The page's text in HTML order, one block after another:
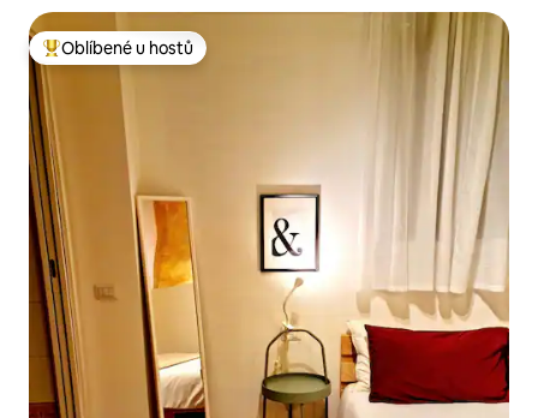
Nejlepší v kategorii Oblíbené u hostů
Oblíbené u hostů